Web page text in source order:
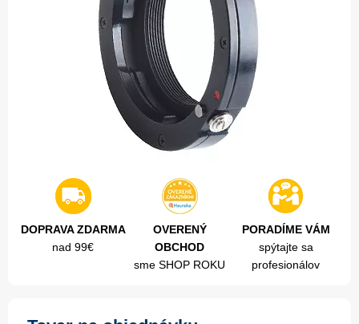
DOPRAVA ZDARMA
nad 99€
OVERENÝ
OBCHOD
sme SHOP ROKU
PORADÍME VÁM
spýtajte sa
profesionálov